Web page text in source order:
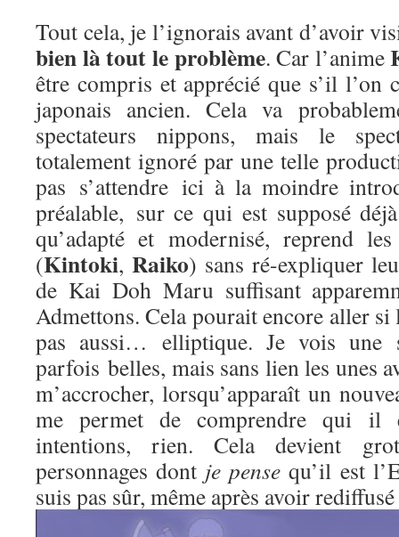
Tout cela, je l’ignorais avant d’avoir
bien là tout le problème. Car l’anime
être compris et apprécié que s’il
japonais ancien. Cela va
spectateurs nippons, mais le
totalement ignoré par une telle
pas s’attendre ici à la moindre
préalable, sur ce qui est supposé
qu’adapté et modernisé, reprend les
(Kintoki, Raiko) sans ré-expliquer
de Kai Doh Maru suffisant
Admettons. Cela pourait encore aller si
pas aussi… elliptique. Je vois une
parfois belles, mais sans lien les unes
m’accrocher, lorsqu’apparaît un
me permet de comprendre qui il
intentions, rien. Cela devient
personnages dont je pense qu’il est
suis pas sûr, même après avoir